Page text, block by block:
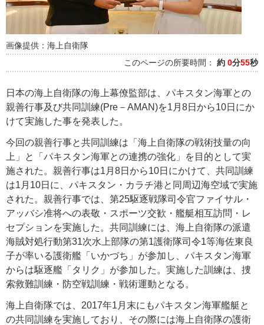
画像提供：海上自衛隊
このページの所要時間： 約 0分55秒
日本の海上自衛隊の海上幕僚監部は、パキスタン海軍との
親善行事及び共同訓練(Pre－AMAN)を1月8日から10日にか
けて実施した事を発表した。
今回の親善行事と共同訓練は「海上自衛隊の戦術技量の向
上」と「パキスタン海軍との連携の強化」を目的として実
施された。親善行事は1月8日から10日にかけて、共同訓練
は1月10日に、パキスタン・カラチ港と同周辺海空域で実施
された。親善行事では、第25駆逐戦隊司令官ファイサル・
アッバシ准将への表敬・スポーツ交歓・艦艇相互訪問・レ
セプションを実施した。共同訓練には、海上自衛隊の派遣
海賊対処行動第31次水上部隊の第1護衛隊司令1等海佐東良
子が率いる護衛艦「いかづち」が参加し、パキスタン海軍
からは駆逐艦「タリク」が参加した。実施した訓練は、捜
索救難訓練・防空戦訓練・戦術運動となる。
海上自衛隊では、2017年1月末にもパキスタン海軍艦艇と
の共同訓練を実施しており、その際には海上自衛隊の護衛